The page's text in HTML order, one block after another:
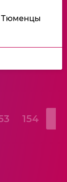
Тюменцы
154